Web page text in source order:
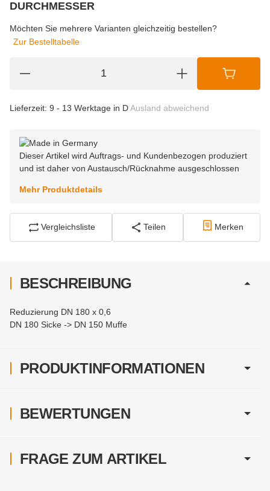
DURCHMESSER
Möchten Sie mehrere Varianten gleichzeitig bestellen?
Zur Bestelltabelle
Lieferzeit: 9 - 13 Werktage in DAusland abweichend
Dieser Artikel wird Auftrags- und Kundenbezogen produziert
und ist daher von Austausch/Rücknahme ausgeschlossen
Mehr Produktdetails
Vergleichsliste Teilen Merken
PRODUKTINFORMATIONEN
BESCHREIBUNG
Reduzierung DN 180 x 0,6
DN 180 Sicke -> DN 150 Muffe
BEWERTUNGEN
FRAGE ZUM ARTIKEL